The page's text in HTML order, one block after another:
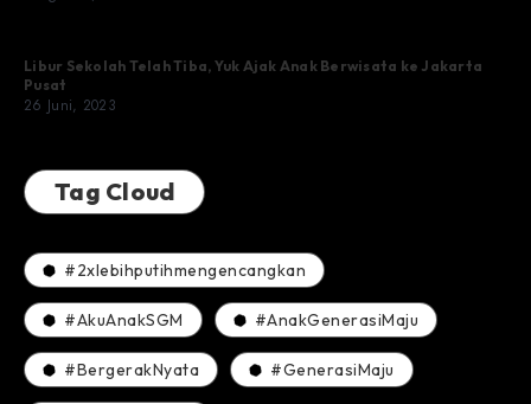
Libur Sekolah Telah Tiba, Yuk Ajak Anak Berwisata ke Jakarta
Pusat
26 Juni, 2023
Tag Cloud
#2xlebihputihmengencangkan
#AkuAnakSGM #AnakGenerasiMaju
#BergerakNyata #GenerasiMaju